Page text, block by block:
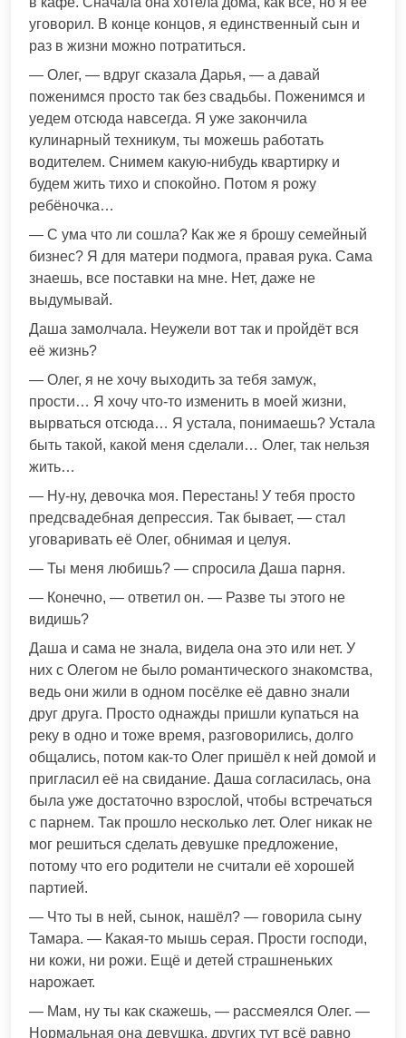
уговорил. В конце концов, я единственный сын и
раз в жизни можно потратиться.
— Олег, — вдруг сказала Дарья, — а давай
поженимся просто так без свадьбы. Поженимся и
уедем отсюда навсегда. Я уже закончила
кулинарный техникум, ты можешь работать
водителем. Снимем какую-нибудь квартирку и
будем жить тихо и спокойно. Потом я рожу
ребёночка…
— С ума что ли сошла? Как же я брошу семейный
бизнес? Я для матери подмога, правая рука. Сама
знаешь, все поставки на мне. Нет, даже не
выдумывай.
Даша замолчала. Неужели вот так и пройдёт вся
её жизнь?
— Олег, я не хочу выходить за тебя замуж,
прости… Я хочу что-то изменить в моей жизни,
вырваться отсюда… Я устала, понимаешь? Устала
быть такой, какой меня сделали… Олег, так нельзя
жить…
— Ну-ну, девочка моя. Перестань! У тебя просто
предсвадебная депрессия. Так бывает, — стал
уговаривать её Олег, обнимая и целуя.
— Ты меня любишь? — спросила Даша парня.
— Конечно, — ответил он. — Разве ты этого не
видишь?
Даша и сама не знала, видела она это или нет. У
них с Олегом не было романтического знакомства,
ведь они жили в одном посёлке её давно знали
друг друга. Просто однажды пришли купаться на
реку в одно и тоже время, разговорились, долго
общались, потом как-то Олег пришёл к ней домой и
пригласил её на свидание. Даша согласилась, она
была уже достаточно взрослой, чтобы встречаться
с парнем. Так прошло несколько лет. Олег никак не
мог решиться сделать девушке предложение,
потому что его родители не считали её хорошей
партией.
— Что ты в ней, сынок, нашёл? — говорила сыну
Тамара. — Какая-то мышь серая. Прости господи,
ни кожи, ни рожи. Ещё и детей страшненьких
нарожает.
— Мам, ну ты как скажешь, — рассмеялся Олег. —
Нормальная она девушка, других тут всё равно